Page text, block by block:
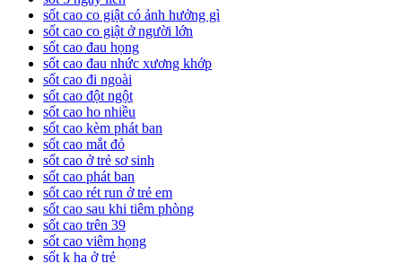
sốt cao co giật có ảnh hưởng gì
sốt cao co giật ở người lớn
sốt cao đau họng
sốt cao đau nhức xương khớp
sốt cao đi ngoài
sốt cao đột ngột
sốt cao ho nhiều
sốt cao kèm phát ban
sốt cao mắt đỏ
sốt cao ở trẻ sơ sinh
sốt cao phát ban
sốt cao rét run ở trẻ em
sốt cao sau khi tiêm phòng
sốt cao trên 39
sốt cao viêm họng
sốt k hạ ở trẻ